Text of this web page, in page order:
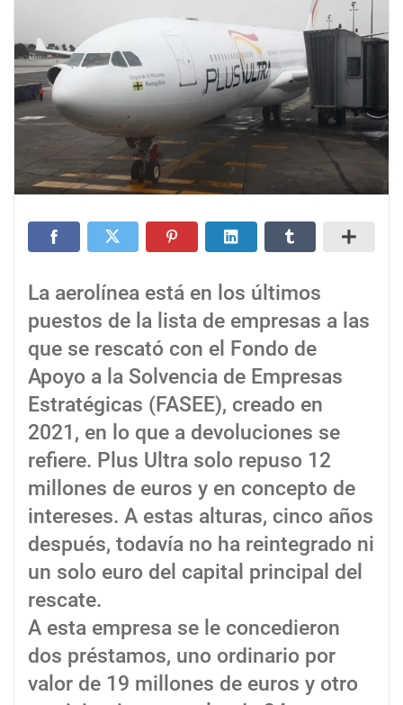
La aerolínea está en los últimos
puestos de la lista de empresas a las
que se rescató con el Fondo de
Apoyo a la Solvencia de Empresas
Estratégicas (FASEE), creado en
2021, en lo que a devoluciones se
refiere. Plus Ultra solo repuso 12
millones de euros y en concepto de
intereses. A estas alturas, cinco años
después, todavía no ha reintegrado ni
un solo euro del capital principal del
rescate.
A esta empresa se le concedieron
dos préstamos, uno ordinario por
valor de 19 millones de euros y otro